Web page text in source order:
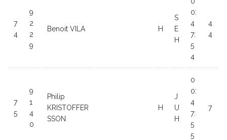
7
4
9
2
2
9
Benoit VILA H
S
E
H
0:
4
7:
5
4
4
4
7
5
9
1
4
0
Philip
KRISTOFFER
SSON
H
J
U
H
0
0:
4
7:
5
5
7